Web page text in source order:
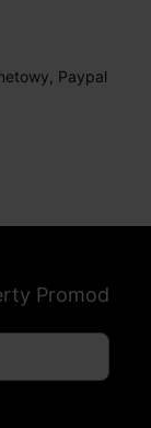
Promod